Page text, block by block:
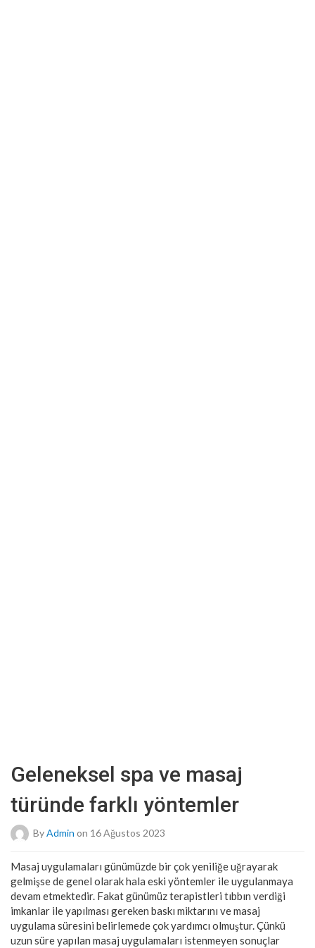
Geleneksel spa ve masaj
türünde farklı yöntemler
ByAdmin on 16 Ağustos 2023
Masaj uygulamaları günümüzde bir çok yeniliğe uğrayarak
gelmişse de genel olarak hala eski yöntemler ile uygulanmaya
devam etmektedir. Fakat günümüz terapistleri tıbbın verdiği
imkanlar ile yapılması gereken baskı miktarını ve masaj
uygulama süresini belirlemede çok yardımcı olmuştur. Çünkü
uzun süre yapılan masaj uygulamaları istenmeyen sonuçlar